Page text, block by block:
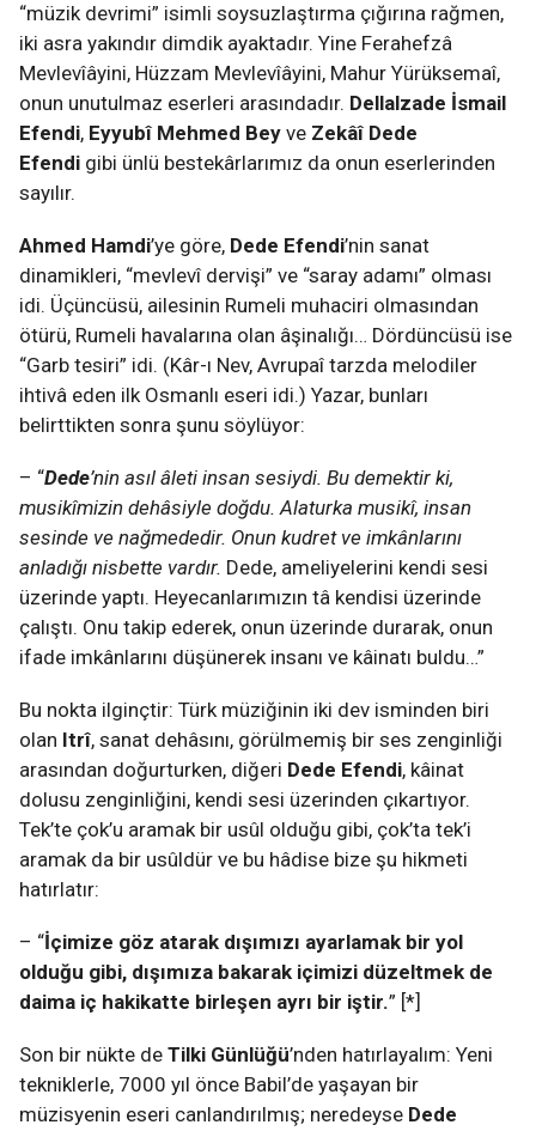
“müzik devrimi” isimli soysuzlaştırma çığırına rağmen,
iki asra yakındır dimdik ayaktadır. Yine Ferahefzâ
Mevlevîâyini, Hüzzam Mevlevîâyini, Mahur Yürüksemaî,
onun unutulmaz eserleri arasındadır. Dellalzade İsmail
Efendi, Eyyubî Mehmed Bey ve Zekâî Dede
Efendi gibi ünlü bestekârlarımız da onun eserlerinden
sayılır.
Ahmed Hamdi’ye göre, Dede Efendi’nin sanat
dinamikleri, “mevlevî dervişi” ve “saray adamı” olması
idi. Üçüncüsü, ailesinin Rumeli muhaciri olmasından
ötürü, Rumeli havalarına olan âşinalığı… Dördüncüsü ise
“Garb tesiri” idi. (Kâr-ı Nev, Avrupaî tarzda melodiler
ihtivâ eden ilk Osmanlı eseri idi.) Yazar, bunları
belirttikten sonra şunu söylüyor:
– “Dede’nin asıl âleti insan sesiydi. Bu demektir ki,
musikîmizin dehâsiyle doğdu. Alaturka musikî, insan
sesinde ve nağmededir. Onun kudret ve imkânlarını
anladığı nisbette vardır. Dede, ameliyelerini kendi sesi
üzerinde yaptı. Heyecanlarımızın tâ kendisi üzerinde
çalıştı. Onu takip ederek, onun üzerinde durarak, onun
ifade imkânlarını düşünerek insanı ve kâinatı buldu…”
Bu nokta ilginçtir: Türk müziğinin iki dev isminden biri
olan Itrî, sanat dehâsını, görülmemiş bir ses zenginliği
arasından doğurturken, diğeri Dede Efendi, kâinat
dolusu zenginliğini, kendi sesi üzerinden çıkartıyor.
Tek’te çok’u aramak bir usûl olduğu gibi, çok’ta tek’i
aramak da bir usûldür ve bu hâdise bize şu hikmeti
hatırlatır:
– “İçimize göz atarak dışımızı ayarlamak bir yol
olduğu gibi, dışımıza bakarak içimizi düzeltmek de
daima iç hakikatte birleşen ayrı bir iştir.” [*]
Son bir nükte de Tilki Günlüğü’nden hatırlayalım: Yeni
tekniklerle, 7000 yıl önce Babil’de yaşayan bir
müzisyenin eseri canlandırılmış; neredeyse Dede